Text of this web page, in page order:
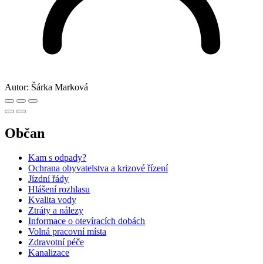
Autor: Šárka Marková
Občan
Kam s odpady?
Ochrana obyvatelstva a krizové řízení
Jízdní řády
Hlášení rozhlasu
Kvalita vody
Ztráty a nálezy
Informace o otevíracích dobách
Volná pracovní místa
Zdravotní péče
Kanalizace